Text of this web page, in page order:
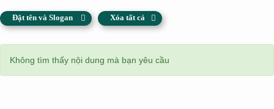
Đặt tên và Slogan Xóa tất cả
Không tìm thấy nội dung mà bạn yêu cầu